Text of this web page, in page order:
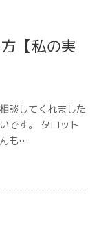
【私の実
談してくれました
です。 タロット
も…